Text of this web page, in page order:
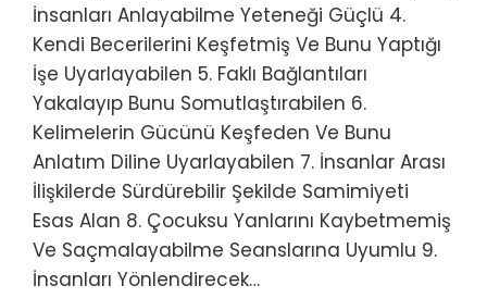
İnsanları Anlayabilme Yeteneği Güçlü 4.
Kendi Becerilerini Keşfetmiş Ve Bunu Yaptığı
İşe Uyarlayabilen 5. Faklı Bağlantıları
Yakalayıp Bunu Somutlaştırabilen 6.
Kelimelerin Gücünü Keşfeden Ve Bunu
Anlatım Diline Uyarlayabilen 7. İnsanlar Arası
İlişkilerde Sürdürebilir Şekilde Samimiyeti
Esas Alan 8. Çocuksu Yanlarını Kaybetmemiş
Ve Saçmalayabilme Seanslarına Uyumlu 9.
İnsanları Yönlendirecek…